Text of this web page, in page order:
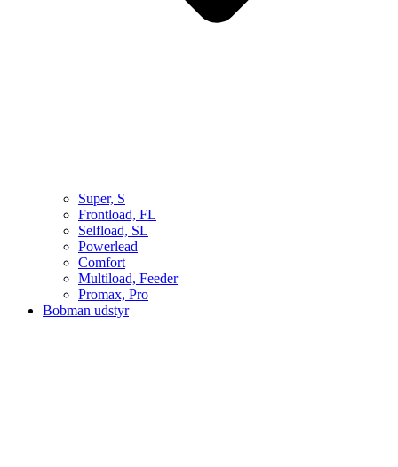
Super, S
Frontload, FL
Selfload, SL
Powerlead
Comfort
Multiload, Feeder
Promax, Pro
Bobman udstyr